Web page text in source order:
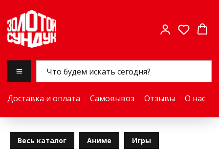
Доставка и оплата Самовывоз Отзывы О нас
Весь каталог Аниме Игры